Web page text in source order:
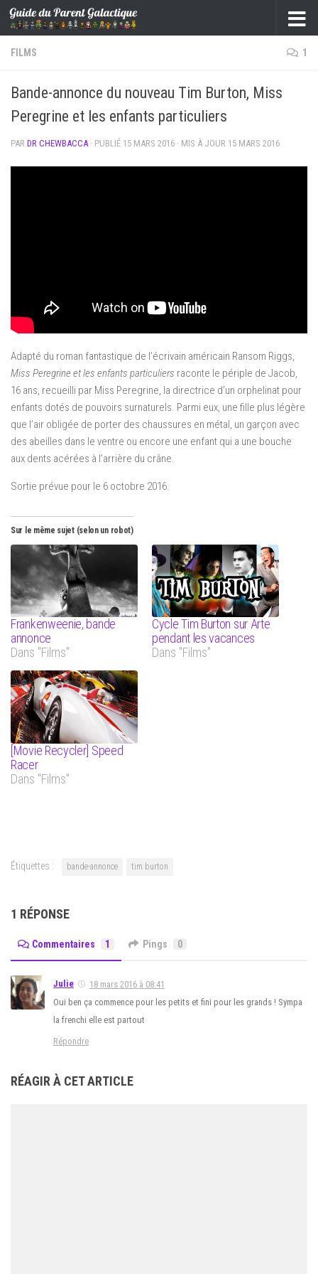
Skip to content
FILMS 1
Bande-annonce du nouveau Tim Burton, Miss
Peregrine et les enfants particuliers
PAR DR CHEWBACCA · PUBLIÉ 15 MARS 2016 · MIS À JOUR 15 MARS 2016
Adapté du roman fantastique de l’écrivain américain Ransom Riggs,
Miss Peregrine et les enfants particuliers raconte le périple de Jacob,
16 ans, recueilli par Miss Peregrine, la directrice d’un orphelinat pour
enfants dotés de pouvoirs surnaturels. Parmi eux, une fille plus légère
que l’air obligée de porter des chaussures en métal, un garçon avec
des abeilles dans le ventre ou encore une enfant qui a une bouche
aux dents acérées à l’arrière du crâne.
Sortie prévue pour le 6 octobre 2016.
Sur le même sujet (selon un robot)
Frankenweenie, bande
annonce
Dans "Films"
Cycle Tim Burton sur Arte
pendant les vacances
Dans "Films"
[Movie Recycler] Speed
Racer
Dans "Films"
Étiquettes : bande-annonce tim burton
1 RÉPONSE
Commentaires 1 Pings 0
Julie
18 mars 2016 à 08:41
Oui ben ça commence pour les petits et fini pour les grands ! Sympa
la frenchi elle est partout
Répondre
RÉAGIR À CET ARTICLE